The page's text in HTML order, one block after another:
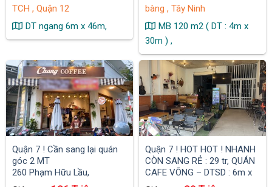
TCH , Quận 12
DT ngang 6m x 46m,
bàng , Tây Ninh
MB 120 m2 ( DT : 4m x
30m ) ,
Quận 7 ! Cần sang lại quán
góc 2 MT
260 Phạm Hữu Lầu,
Quận 7 ! HOT HOT ! NHANH
CÒN SANG RẺ : 29 tr, QUÁN
CAFE VÕNG – DTSD : 6m x
16m , MB riêng biệt có 1 PN